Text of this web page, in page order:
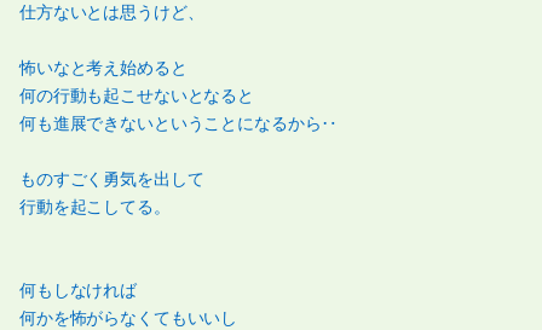
仕方ないとは思うけど、
怖いなと考え始めると
何の行動も起こせないとなると
何も進展できないということになるから‥
ものすごく勇気を出して
行動を起こしてる。
何もしなければ
何かを怖がらなくてもいいし